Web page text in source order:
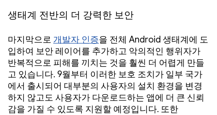
생태계 전반의 더 강력한 보안
마지막으로 개발자 인증을 전체 Android 생태계에 도
입하여 보안 레이어를 추가하고 악의적인 행위자가
반복적으로 피해를 끼치는 것을 훨씬 더 어렵게 만들
고 있습니다. 9월부터 이러한 보호 조치가 일부 국가
에서 출시되어 대부분의 사용자의 설치 환경을 변경
하지 않고도 사용자가 다운로드하는 앱에 더 큰 신뢰
감을 가질 수 있도록 지원할 예정입니다. 또한